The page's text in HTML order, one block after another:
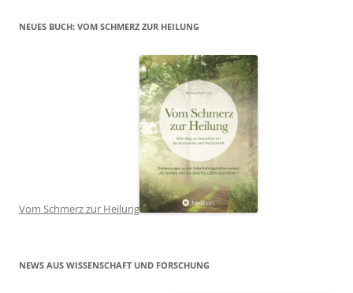
NEUES BUCH: VOM SCHMERZ ZUR HEILUNG
Vom Schmerz zur Heilung
NEWS AUS WISSENSCHAFT UND FORSCHUNG